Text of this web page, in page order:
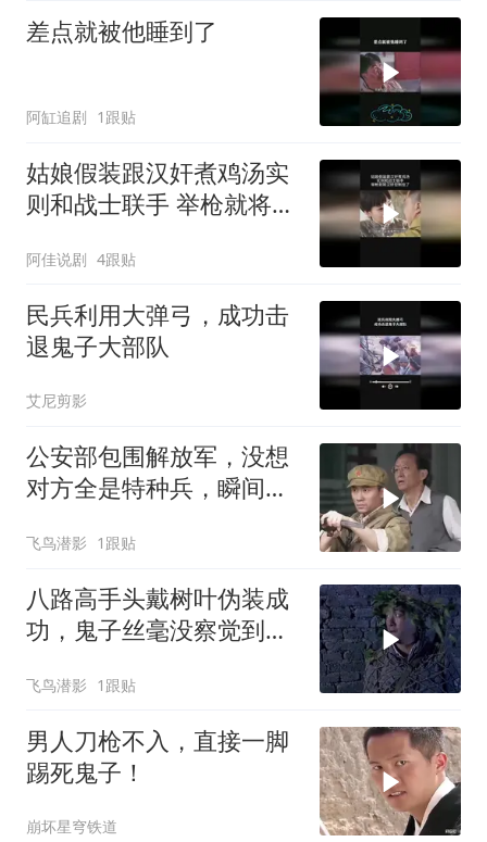
差点就被他睡到了
阿缸追剧 1跟贴
姑娘假装跟汉奸煮鸡汤实
则和战士联手 举枪就将汉
阿佳说剧 4跟贴
民兵利用大弹弓，成功击
退鬼子大部队
艾尼剪影
公安部包围解放军，没想
对方全是特种兵，瞬间拿
飞鸟潜影 1跟贴
八路高手头戴树叶伪装成
功，鬼子丝毫没察觉到，
飞鸟潜影 1跟贴
男人刀枪不入，直接一脚
踢死鬼子！
崩坏星穹铁道